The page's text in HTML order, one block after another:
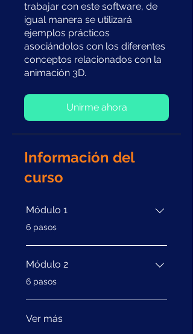
trabajar con este software, de
igual manera se utilizará
ejemplos prácticos
asociándolos con los diferentes
conceptos relacionados con la
animación 3D.
Unirme ahora
Información del
curso
Módulo 1
.6 pasos
Módulo 2
.6 pasos
Ver más